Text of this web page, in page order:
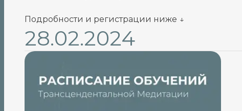
Подробности и регистрации ниже ↓
28.02.2024